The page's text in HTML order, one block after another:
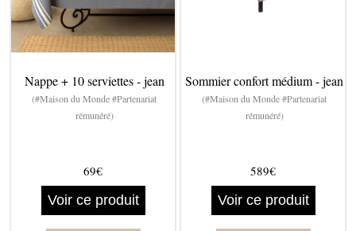
Nappe + 10 serviettes - jean
(#Maison du Monde #Partenariat
rémunéré)
69€
Voir ce produit
Sommier confort médium - jean
(#Maison du Monde #Partenariat
rémunéré)
589€
Voir ce produit